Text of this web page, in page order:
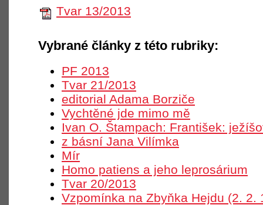
Tvar 13/2013
Vybrané články z této rubriky:
PF 2013
Tvar 21/2013
editorial Adama Borziče
Vychtěné jde mimo mě
Ivan O. Štampach: František:
z básní Jana Vilímka
Mír
Homo patiens a jeho leprosárium
Tvar 20/2013
Vzpomínka na Zbyňka Hejdu (2. 2.